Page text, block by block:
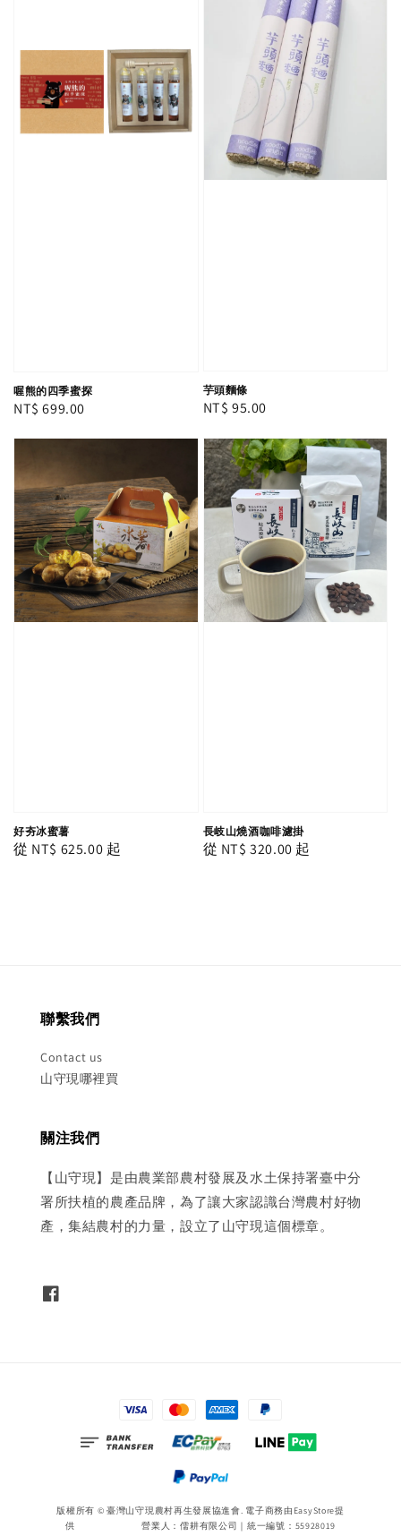
喔熊的四季蜜探
Regular
NT$ 699.00
芋頭麵條
Regular
NT$ 95.00
好夯冰蜜薯
Regular
從 NT$ 625.00 起
長岐山燒酒咖啡濾掛
Regular
從 NT$ 320.00 起
聯繫我們
Contact us
山守現哪裡買
關注我們
【山守現】是由農業部農村發展及水土保持署臺中分
署所扶植的農產品牌，為了讓大家認識台灣農村好物
產，集結農村的力量，設立了山守現這個標章。
版權所有 © 臺灣山守現農村再生發展協進會. 電子商務由 EasyStore提
供 營業人：儒耕有限公司｜統一編號：55928019